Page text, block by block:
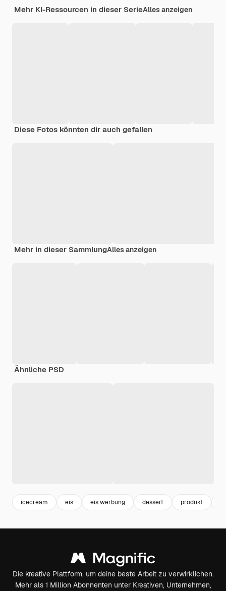
Mehr KI-Ressourcen in dieser SerieAlles anzeigen
Diese Fotos könnten dir auch gefallen
Mehr in dieser SammlungAlles anzeigen
Ähnliche PSD
icecream eis eis werbung dessert produkt
Die kreative Plattform, um deine beste Arbeit zu verwirklichen.
Mehr als 1 Million Abonnenten unter Kreativen, Unternehmen,